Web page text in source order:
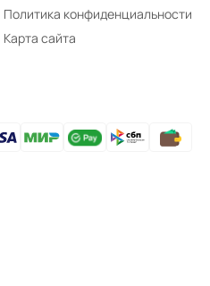
Политика конфиденциальности
Карта сайта